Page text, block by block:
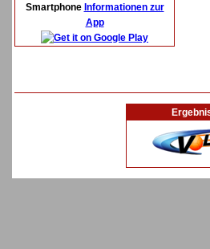
Smartphone Informationen zur
App